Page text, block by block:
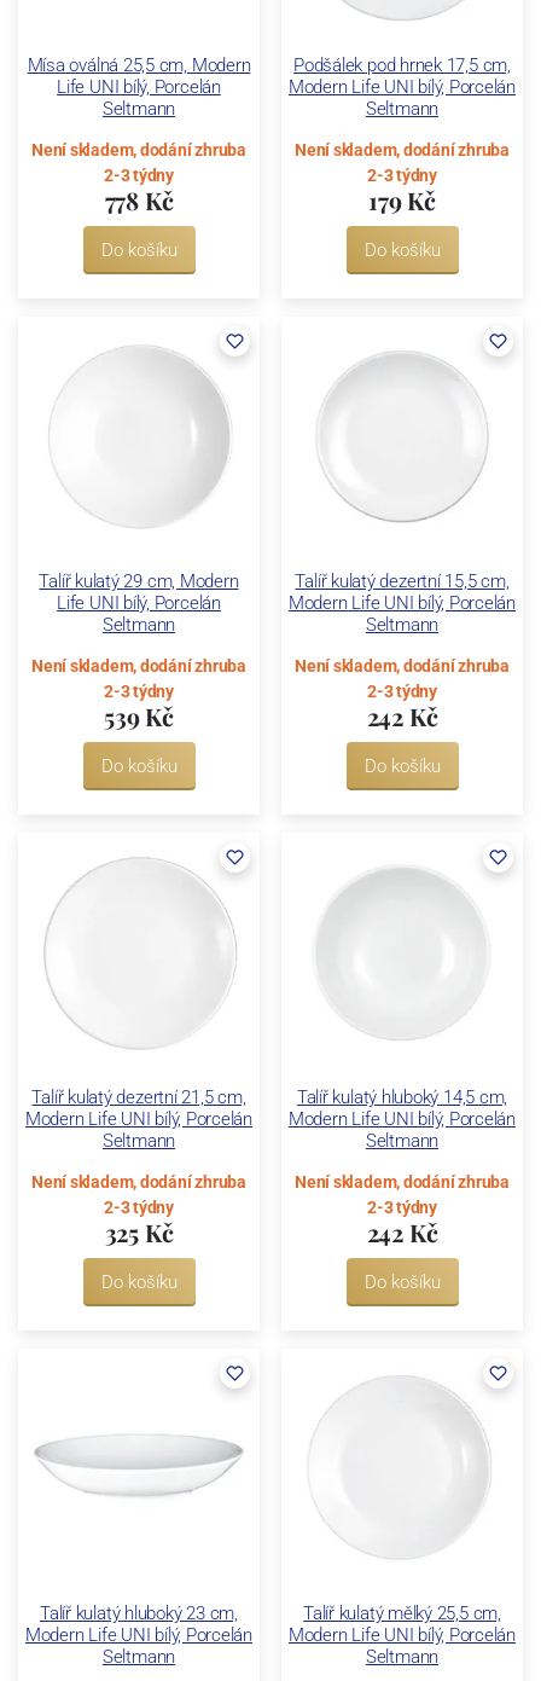
Mísa oválná 25,5 cm, Modern
Life UNI bílý, Porcelán
Seltmann
Není skladem, dodání zhruba
2-3 týdny
778 Kč
Do košíku
Podšálek pod hrnek 17,5 cm,
Modern Life UNI bílý, Porcelán
Seltmann
Není skladem, dodání zhruba
2-3 týdny
179 Kč
Do košíku
Talíř kulatý 29 cm, Modern
Life UNI bílý, Porcelán
Seltmann
Není skladem, dodání zhruba
2-3 týdny
539 Kč
Do košíku
Talíř kulatý dezertní 15,5 cm,
Modern Life UNI bílý, Porcelán
Seltmann
Není skladem, dodání zhruba
2-3 týdny
242 Kč
Do košíku
Talíř kulatý dezertní 21,5 cm,
Modern Life UNI bílý, Porcelán
Seltmann
Není skladem, dodání zhruba
2-3 týdny
325 Kč
Do košíku
Talíř kulatý hluboký 14,5 cm,
Modern Life UNI bílý, Porcelán
Seltmann
Není skladem, dodání zhruba
2-3 týdny
242 Kč
Do košíku
Talíř kulatý hluboký 23 cm,
Modern Life UNI bílý, Porcelán
Seltmann
Talíř kulatý mělký 25,5 cm,
Modern Life UNI bílý, Porcelán
Seltmann